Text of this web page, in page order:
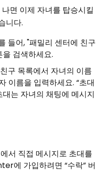
면 이제 자녀를 탑승시킬
니다.
들어, "패밀리 센터에 친구
검색하세요.
구 목록에서 자녀의 이름
이름을 입력하세요. “초대
는 자녀의 채팅에 메시지
서 직접 메시지로 초대를
에 가입하려면 “수락” 버